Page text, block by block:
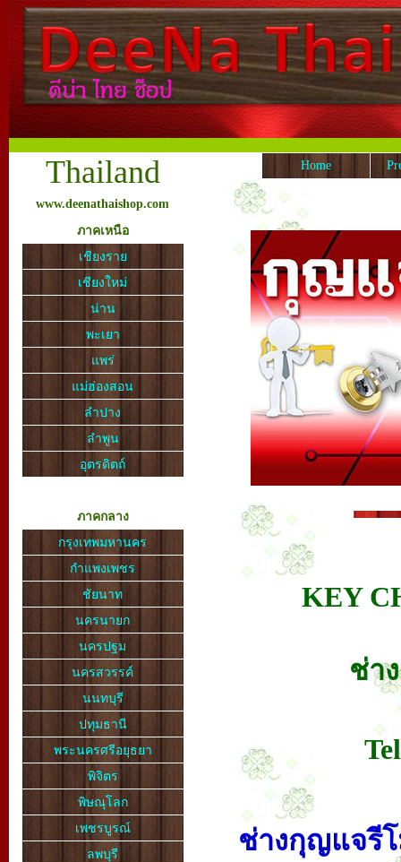
Thailand
www.deenathaishop.com
ภาคเหนือ
เชียงราย
เชียงใหม่
น่าน
พะเยา
แพร่
แม่ฮ่องสอน
ลำปาง
ลำพูน
อุตรดิตถ์
ภาคกลาง
กรุงเทพมหานคร
กำแพงเพชร
ชัยนาท
นครนายก
นครปฐม
นครสวรรค์
นนทบุรี
ปทุมธานี
พระนครศรีอยุธยา
พิจิตร
พิษณุโลก
เพชรบูรณ์
ลพบุรี
Home
KEY
ช่า
ช่างกุญแจรี